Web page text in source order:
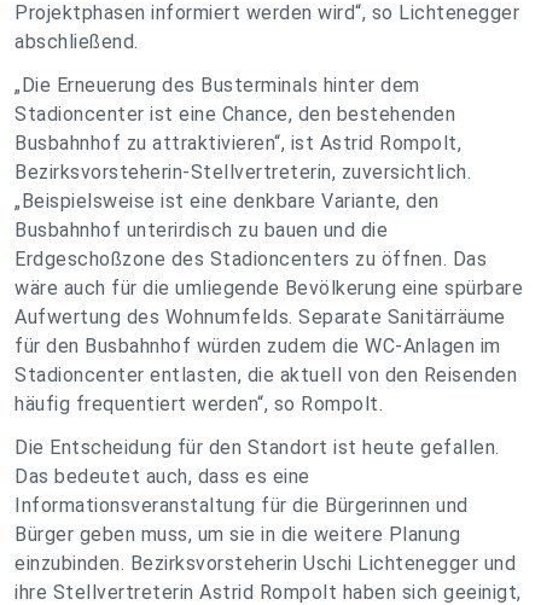
Projektphasen informiert werden wird“, so Lichtenegger
abschließend.
„Die Erneuerung des Busterminals hinter dem
Stadioncenter ist eine Chance, den bestehenden
Busbahnhof zu attraktivieren“, ist Astrid Rompolt,
Bezirksvorsteherin-Stellvertreterin, zuversichtlich.
„Beispielsweise ist eine denkbare Variante, den
Busbahnhof unterirdisch zu bauen und die
Erdgeschoßzone des Stadioncenters zu öffnen. Das
wäre auch für die umliegende Bevölkerung eine spürbare
Aufwertung des Wohnumfelds. Separate Sanitärräume
für den Busbahnhof würden zudem die WC-Anlagen im
Stadioncenter entlasten, die aktuell von den Reisenden
häufig frequentiert werden“, so Rompolt.
Die Entscheidung für den Standort ist heute gefallen.
Das bedeutet auch, dass es eine
Informationsveranstaltung für die Bürgerinnen und
Bürger geben muss, um sie in die weitere Planung
einzubinden. Bezirksvorsteherin Uschi Lichtenegger und
ihre Stellvertreterin Astrid Rompolt haben sich geeinigt,